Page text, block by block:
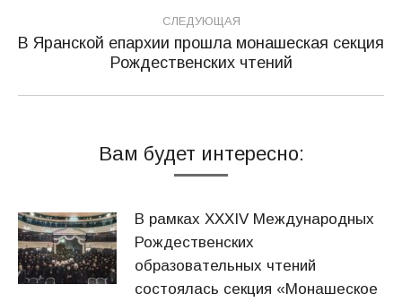
СЛЕДУЮЩАЯ
Следующая
В Яранской епархии прошла монашеская секция
Рождественских чтений
Вам будет интересно:
В рамках XXXIV Международных
Рождественских
образовательных чтений
состоялась секция «Монашеское